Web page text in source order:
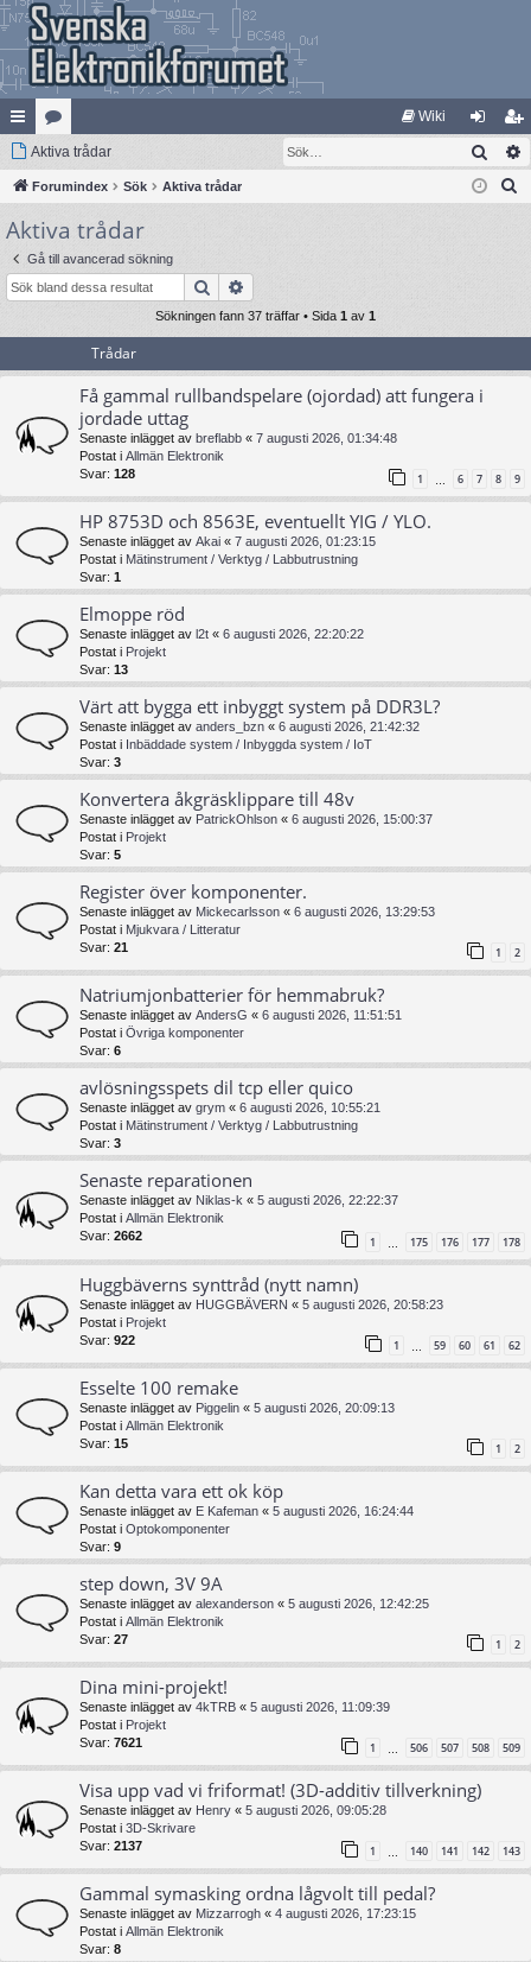
na
bb
lä
nk
ar
at
eg
ori
er
Wiki
og
ga
li
m
Aktiva trådar Sök
Forumindex Sök Aktiva trådar
Aktiva trådar
Gå till avancerad sökning
Sök
Sökningen fann 37 träffar • Sida 1 av 1
Trådar
Få gammal rullbandspelare (ojordad) att fungera i
jordade uttag
Senaste inlägget av breflabb « 7 augusti 2026, 01:34:48
Postat i Allmän Elektronik
Svar: 128 1 … 6 7 8 9
HP 8753D och 8563E, eventuellt YIG / YLO.
Senaste inlägget av Akai « 7 augusti 2026, 01:23:15
Postat i Mätinstrument / Verktyg / Labbutrustning
Svar: 1
Elmoppe röd
Senaste inlägget av l2t « 6 augusti 2026, 22:20:22
Postat i Projekt
Svar: 13
Värt att bygga ett inbyggt system på DDR3L?
Senaste inlägget av anders_bzn « 6 augusti 2026, 21:42:32
Postat i Inbäddade system / Inbyggda system / IoT
Svar: 3
Konvertera åkgräsklippare till 48v
Senaste inlägget av PatrickOhlson « 6 augusti 2026, 15:00:37
Postat i Projekt
Svar: 5
Register över komponenter.
Senaste inlägget av Mickecarlsson « 6 augusti 2026, 13:29:53
Postat i Mjukvara / Litteratur
Svar: 21 1 2
Natriumjonbatterier för hemmabruk?
Senaste inlägget av AndersG « 6 augusti 2026, 11:51:51
Postat i Övriga komponenter
Svar: 6
avlösningsspets dil tcp eller quico
Senaste inlägget av grym « 6 augusti 2026, 10:55:21
Postat i Mätinstrument / Verktyg / Labbutrustning
Svar: 3
Senaste reparationen
Senaste inlägget av Niklas-k « 5 augusti 2026, 22:22:37
Postat i Allmän Elektronik
Svar: 2662 1 175 176 177 178
Huggbäverns synttråd (nytt namn)
Senaste inlägget av HUGGBÄVERN « 5 augusti 2026, 20:58:23
Postat i Projekt
Svar: 922 1 59 60 61 62
Esselte 100 remake
Senaste inlägget av Piggelin « 5 augusti 2026, 20:09:13
Postat i Allmän Elektronik
Svar: 15 1 2
Kan detta vara ett ok köp
Senaste inlägget av E Kafeman « 5 augusti 2026, 16:24:44
Postat i Optokomponenter
Svar: 9
step down, 3V 9A
Senaste inlägget av alexanderson « 5 augusti 2026, 12:42:25
Postat i Allmän Elektronik
Svar: 27 1 2
Dina mini-projekt!
Senaste inlägget av 4kTRB « 5 augusti 2026, 11:09:39
Postat i Projekt
Svar: 7621 1 506 507 508 509
Visa upp vad vi friformat! (3D-additiv tillverkning)
Senaste inlägget av Henry « 5 augusti 2026, 09:05:28
Postat i 3D-Skrivare
Svar: 2137 1 … 140 141 142 143
Gammal symasking ordna lågvolt till pedal?
Senaste inlägget av Mizzarrogh « 4 augusti 2026, 17:23:15
Postat i Allmän Elektronik
Svar: 8